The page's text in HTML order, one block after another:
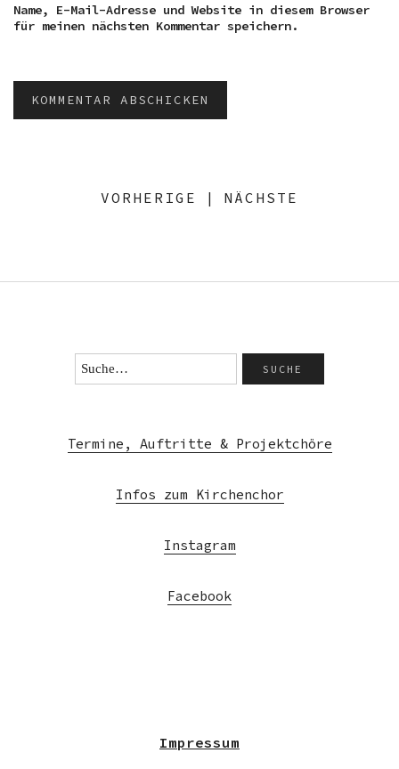
Name, E-Mail-Adresse und Website in diesem Browser
für meinen nächsten Kommentar speichern.
VORHERIGE | NÄCHSTE
Termine, Auftritte & Projektchöre
Infos zum Kirchenchor
Instagram
Facebook
Impressum